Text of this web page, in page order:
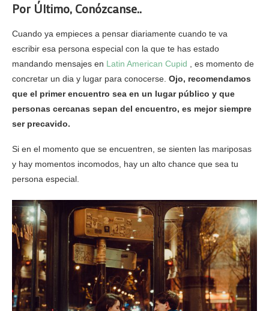
Por Último, Conózcanse..
Cuando ya empieces a pensar diariamente cuando te va
escribir esa persona especial con la que te has estado
mandando mensajes en Latin American Cupid , es momento de
concretar un dia y lugar para conocerse. Ojo, recomendamos
que el primer encuentro sea en un lugar público y que
personas cercanas sepan del encuentro, es mejor siempre
ser precavido.
Si en el momento que se encuentren, se sienten las mariposas
y hay momentos incomodos, hay un alto chance que sea tu
persona especial.